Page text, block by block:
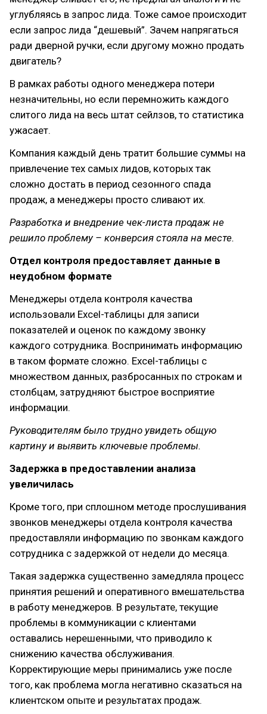
углубляясь в запрос лида. Тоже самое происходит
если запрос лида “дешевый”. Зачем напрягаться
ради дверной ручки, если другому можно продать
двигатель?
В рамках работы одного менеджера потери
незначительны, но если перемножить каждого
слитого лида на весь штат сейлзов, то статистика
ужасает.
Компания каждый день тратит большие суммы на
привлечение тех самых лидов, которых так
сложно достать в период сезонного спада
продаж, а менеджеры просто сливают их.
Разработка и внедрение чек-листа продаж не
решило проблему – конверсия стояла на месте.
Отдел контроля предоставляет данные в
неудобном формате
Менеджеры отдела контроля качества
использовали Excel-таблицы для записи
показателей и оценок по каждому звонку
каждого сотрудника. Воспринимать информацию
в таком формате сложно. Excel-таблицы с
множеством данных, разбросанных по строкам и
столбцам, затрудняют быстрое восприятие
информации.
Руководителям было трудно увидеть общую
картину и выявить ключевые проблемы.
Задержка в предоставлении анализа
увеличилась
Кроме того, при сплошном методе прослушивания
звонков менеджеры отдела контроля качества
предоставляли информацию по звонкам каждого
сотрудника с задержкой от недели до месяца.
Такая задержка существенно замедляла процесс
принятия решений и оперативного вмешательства
в работу менеджеров. В результате, текущие
проблемы в коммуникации с клиентами
оставались нерешенными, что приводило к
снижению качества обслуживания.
Корректирующие меры принимались уже после
того, как проблема могла негативно сказаться на
клиентском опыте и результатах продаж.